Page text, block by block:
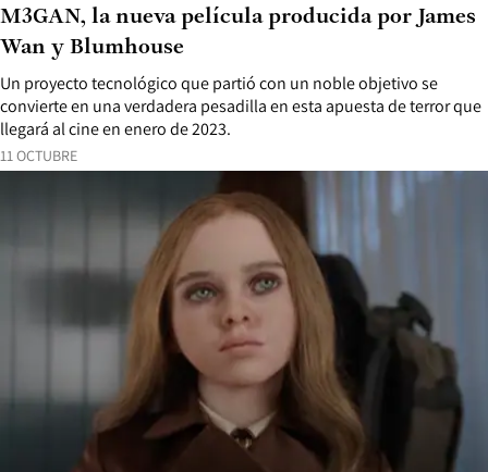
11 OCTUBRE
Un proyecto tecnológico que partió con un noble objetivo se
convierte en una verdadera pesadilla en esta apuesta de terror que
llegará al cine en enero de 2023.
M3GAN, la nueva película producida por James
Wan y Blumhouse